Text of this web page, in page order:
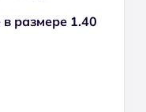
размере 1.40